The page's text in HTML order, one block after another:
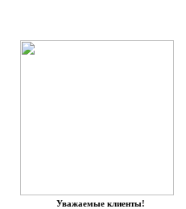
Уважаемые клиенты!